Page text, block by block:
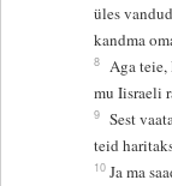
üles
kandma
8 Aga teie,
mu Iisraeli
9 Sest
teid
10 Ja ma